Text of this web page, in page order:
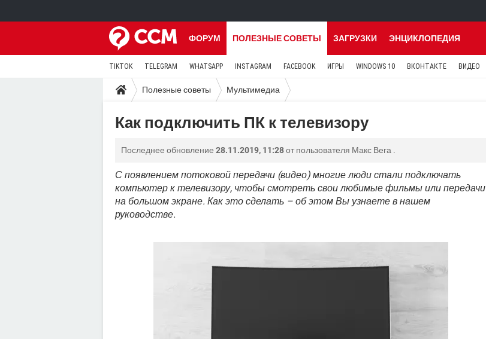
ФОРУМ ПОЛЕЗНЫЕ СОВЕТЫ ЗАГРУЗКИ ЭНЦИКЛОПЕДИЯ
TIKTOK TELEGRAM WHATSAPP INSTAGRAM FACEBOOK ИГРЫ WINDOWS 10 ВКОНТАКТЕ ВИДЕО
Полезные советы Мультимедиа
Как подключить ПК к телевизору
Последнее обновление 28.11.2019, 11:28от пользователя Макс Вега .
С появлением потоковой передачи (видео) многие люди стали подключать
компьютер к телевизору, чтобы смотреть свои любимые фильмы или передачи
на большом экране. Как это сделать – об этом Вы узнаете в нашем
руководстве.